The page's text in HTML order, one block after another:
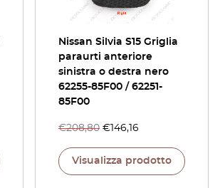
Nissan Silvia S15 Griglia
paraurti anteriore
sinistra o destra nero
62255-85F00 / 62251-
85F00
€208,80 € 146,16
Visualizza prodotto